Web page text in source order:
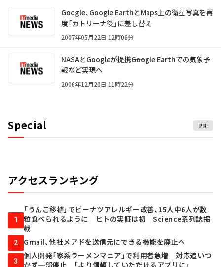
Google、Google EarthとMaps上の衛星写真を再
度「カトリーナ後」に差し替え
2007年05月22日 12時06分
NASAとGoogleが提携――Google Earthでの気象予
報など実現へ
2006年12月20日 11時22分
Special PR
アクセスランキング
1
「うんこ移植」でピーナツアレルギー改善、15人中6人が数
粒食べられるように ヒトの実証は初 Science系列誌掲
載
2 Gmail、他社メアドを送信元にできる機能を廃止へ
3
個人開発「家系ラーメンマニア」で利用者急増 対応追いつ
かず一部停止 「より信頼していただけるアプリに」